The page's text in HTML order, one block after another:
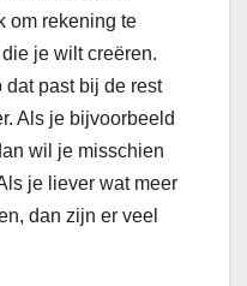
om rekening te
je wilt creëren.
dat past bij de rest
Als je bijvoorbeeld
wil je misschien
je liever wat meer
dan zijn er veel